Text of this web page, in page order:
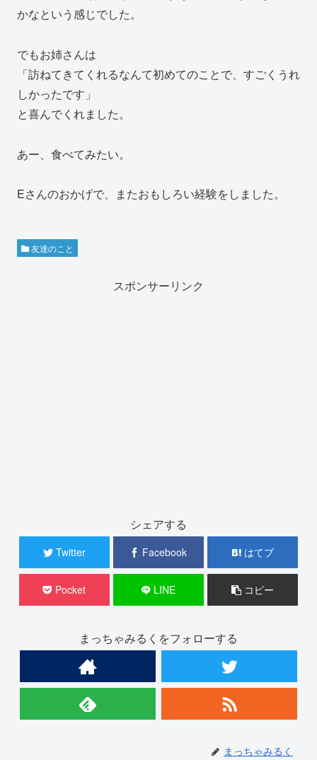
かなという感じでした。
でもお姉さんは
「訪ねてきてくれるなんて初めてのことで、すごくうれ
しかったです」
と喜んでくれました。
あー、食べてみたい。
Eさんのおかげで、またおもしろい経験をしました。
友達のこと
スポンサーリンク
シェアする
Twitter Facebook はてブ
Pocket LINE コピー
まっちゃみるくをフォローする
まっちゃみるく